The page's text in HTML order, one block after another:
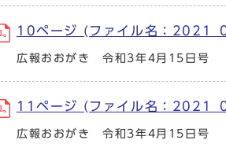
10ページ (ファイル名：
広報おおがき 令和3年4月15日号
11ページ (ファイル名：
広報おおがき 令和3年4月15日号